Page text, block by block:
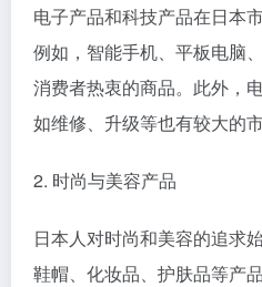
电子产品和科技产品在日本
例如，智能手机、平板电脑
消费者热衷的商品。此外，
如维修、升级等也有较大的市
2. 时尚与美容产品
日本人对时尚和美容的追求
鞋帽、化妆品、护肤品等产